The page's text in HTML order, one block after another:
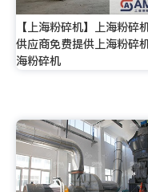
【上海粉碎机】上海粉碎
供应商免费提供上海粉碎
海粉碎机